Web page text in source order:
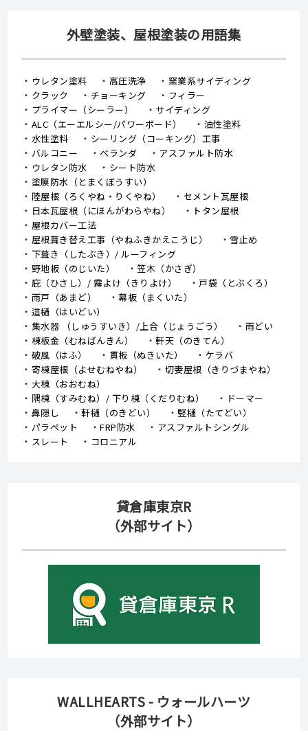
外壁塗装、屋根塗装の用語集
ウレタン塗料 高圧洗浄
窯業系サイディング
クラック
チョーキング
フィラー
プライマー（シーラー）
サイディング
ALC（エーエルシー/パワーボード）
油性塗料
水性塗料
シーリング（コーキング）工事
バルコニー
ベランダ
アスファルト防水
ウレタン防水
シート防水
塗膜防水（とまくぼうすい）
陸屋根（ろくやね・りくやね）
セメント瓦屋根
日本瓦屋根（にほんがわらやね）
トタン屋根
屋根カバー工法
屋根葺き替え工事（やねふきかえこうじ）
雪止め
下葺き（したぶき）/ ルーフィング
野地板（のじいた）
笠木（かさぎ）
庇（ひさし）/ 霧よけ（きりよけ）
戸袋（とぶくろ）
雨戸（あまど）
幕板（まくいた）
這樋（はいどい）
集水器 （しゅうすいき）/上合（じょうごう）
雨どい
棟板金（むねばんきん）
軒天（のきてん）
破風（はふ）
貫板（ぬきいた）
ケラバ
寄棟屋根（よせむねやね）
切妻屋根（きりづまやね）
大棟（おおむね）
隅棟（すみむね）/ 下り棟（くだりむね）
ドーマー
鼻隠し
軒樋（のきどい）
竪樋（たてどい）
パラペット
FRP防水
アスファルトシングル
スレート
コロニアル
貸倉庫東京R
（外部サイト）
WALLHEARTS - ウォールハーツ
（外部サイト）